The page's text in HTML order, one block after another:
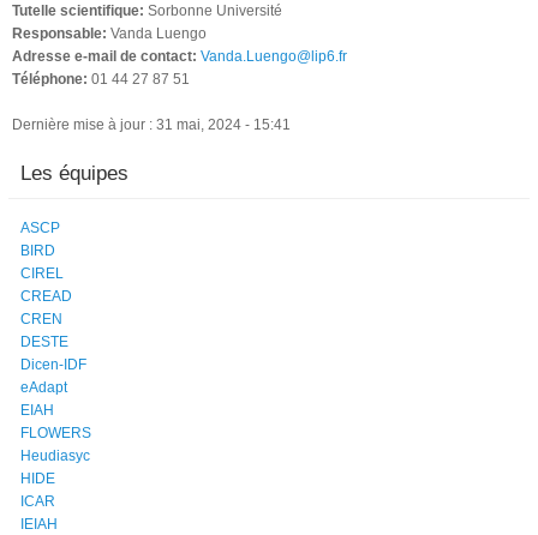
Tutelle scientifique: Sorbonne Université
Responsable: Vanda Luengo
Adresse e-mail de contact: Vanda.Luengo@lip6.fr
Téléphone: 01 44 27 87 51
Dernière mise à jour : 31 mai, 2024 - 15:41
Les équipes
ASCP
BIRD
CIREL
CREAD
CREN
DESTE
Dicen-IDF
eAdapt
EIAH
FLOWERS
Heudiasyc
HIDE
ICAR
IEIAH